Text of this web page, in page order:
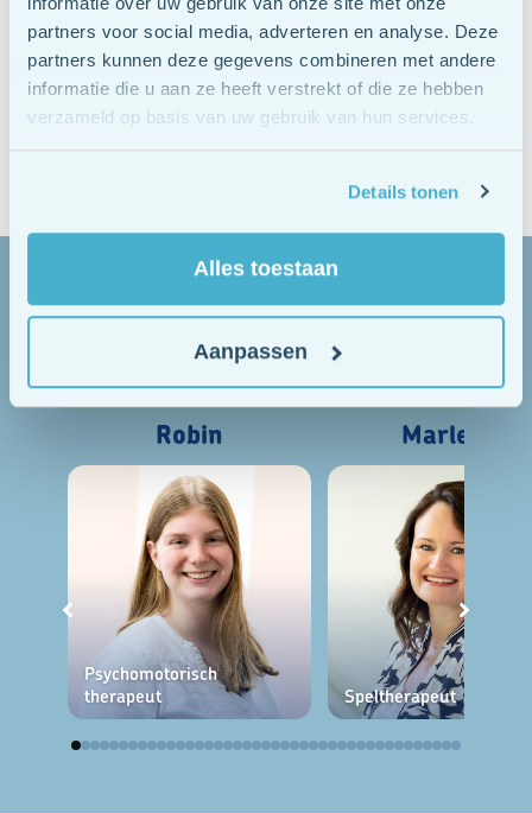
partners voor social media, adverteren en analyse. Deze
partners kunnen deze gegevens combineren met andere
informatie die u aan ze heeft verstrekt of die ze hebben
verzameld op basis van uw gebruik van hun services.
Details tonen
Alles toestaan
Aanpassen
warme en betrokken team.
Je krijgt bij ons écht de ruimte en middelen om jezelf te
ontwikkelen, je ideeën in te brengen en te ontdekken wat
Maak kennis met
het team
Robin
Psychomotorisch
therapeut
Marleen
Speltherapeut